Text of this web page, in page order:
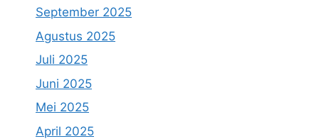
September 2025
Agustus 2025
Juli 2025
Juni 2025
Mei 2025
April 2025